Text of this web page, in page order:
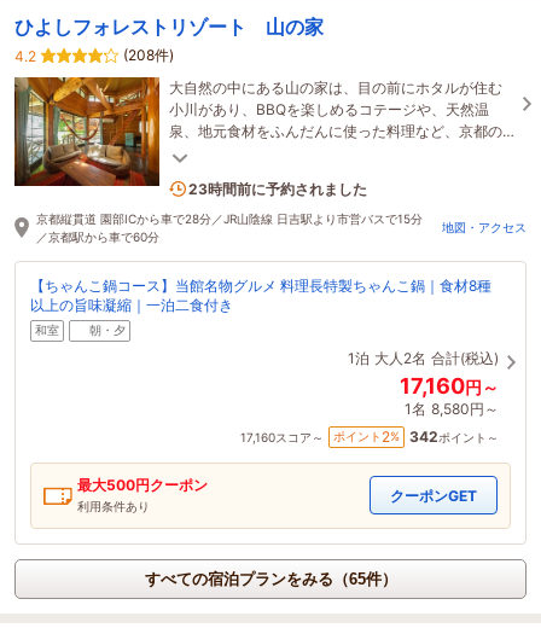
ひよしフォレストリゾート 山の家
4.2
(208件)
大自然の中にある山の家は、目の前にホタルが住む
小川があり、BBQを楽しめるコテージや、天然温
泉、地元食材をふんだんに使った料理など、京都の
四季と大自然を感じ満喫できます。
1名がこの宿を見ています
京都縦貫道 園部ICから車で28分／JR山陰線 日吉駅より市営バスで15分
／京都駅から車で60分
地図・アクセス
【ちゃんこ鍋コース】当館名物グルメ 料理長特製ちゃんこ鍋｜食材8種
以上の旨味凝縮｜一泊二食付き
和室 朝・夕
1泊 大人2名 合計(税込)
17,160円～
1名 8,580円～
17,160スコア～ ポイント 2% 342ポイント～
最大500円クーポン
利用条件あり
クーポンGET
すべての宿泊プランをみる（65件）